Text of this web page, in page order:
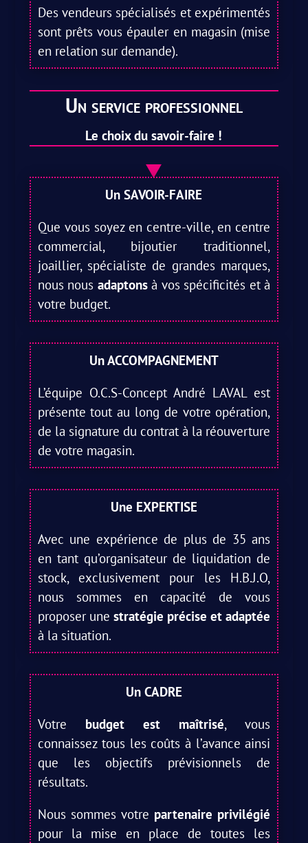
Des vendeurs spécialisés et expérimentés
sont prêts vous épauler en magasin (mise
en relation sur demande).
Un service professionnel
Le choix du savoir-faire !
Un SAVOIR-FAIRE
Que vous soyez en centre-ville, en centre
commercial, bijoutier traditionnel,
joaillier, spécialiste de grandes marques,
nous nous adaptonsà vos spécificités et à
votre budget.
Un ACCOMPAGNEMENT
L’équipe O.C.S-Concept André LAVAL est
présente tout au long de votre opération,
de la signature du contrat à la réouverture
de votre magasin.
Une EXPERTISE
Avec une expérience de plus de 35 ans
en tant qu’organisateur de liquidation de
stock, exclusivement pour les H.B.J.O,
nous sommes en capacité de vous
proposer une stratégie précise et adaptée
à la situation.
Un CADRE
Votre budget est maîtrisé, vous
connaissez tous les coûts à l’avance ainsi
que les objectifs prévisionnels de
résultats.
Nous sommes votre partenaire privilégié
pour la mise en place de toutes les